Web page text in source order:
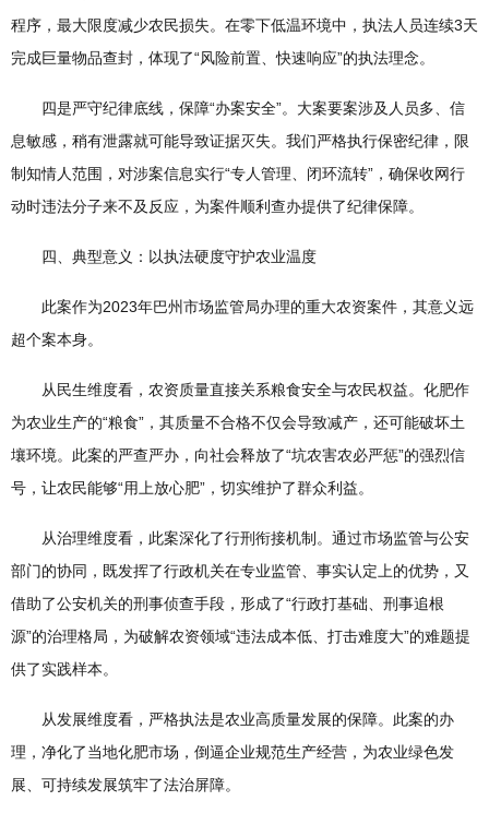
程序，最大限度减少农民损失。在零下低温环境中，执法人员连续3天
完成巨量物品查封，体现了“风险前置、快速响应”的执法理念。
四是严守纪律底线，保障“办案安全”。大案要案涉及人员多、信
息敏感，稍有泄露就可能导致证据灭失。我们严格执行保密纪律，限
制知情人范围，对涉案信息实行“专人管理、闭环流转”，确保收网行
动时违法分子来不及反应，为案件顺利查办提供了纪律保障。
四、典型意义：以执法硬度守护农业温度
此案作为2023年巴州市场监管局办理的重大农资案件，其意义远
超个案本身。
从民生维度看，农资质量直接关系粮食安全与农民权益。化肥作
为农业生产的“粮食”，其质量不合格不仅会导致减产，还可能破坏土
壤环境。此案的严查严办，向社会释放了“坑农害农必严惩”的强烈信
号，让农民能够“用上放心肥”，切实维护了群众利益。
从治理维度看，此案深化了行刑衔接机制。通过市场监管与公安
部门的协同，既发挥了行政机关在专业监管、事实认定上的优势，又
借助了公安机关的刑事侦查手段，形成了“行政打基础、刑事追根
源”的治理格局，为破解农资领域“违法成本低、打击难度大”的难题提
供了实践样本。
从发展维度看，严格执法是农业高质量发展的保障。此案的办
理，净化了当地化肥市场，倒逼企业规范生产经营，为农业绿色发
展、可持续发展筑牢了法治屏障。